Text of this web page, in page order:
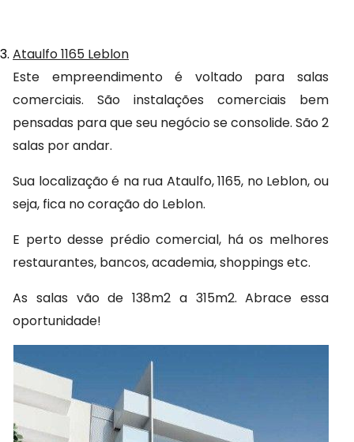
Ataulfo 1165 Leblon
Este empreendimento é voltado para salas
comerciais. São instalações comerciais bem
pensadas para que seu negócio se consolide. São 2
salas por andar.
Sua localização é na rua Ataulfo, 1165, no Leblon, ou
seja, fica no coração do Leblon.
E perto desse prédio comercial, há os melhores
restaurantes, bancos, academia, shoppings etc.
As salas vão de 138m2 a 315m2. Abrace essa
oportunidade!